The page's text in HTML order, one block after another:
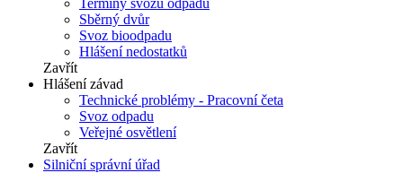
Termíny svozu odpadu
Sběrný dvůr
Svoz bioodpadu
Hlášení nedostatků
Zavřít
Hlášení závad
Technické problémy - Pracovní četa
Svoz odpadu
Veřejné osvětlení
Zavřít
Silniční správní úřad